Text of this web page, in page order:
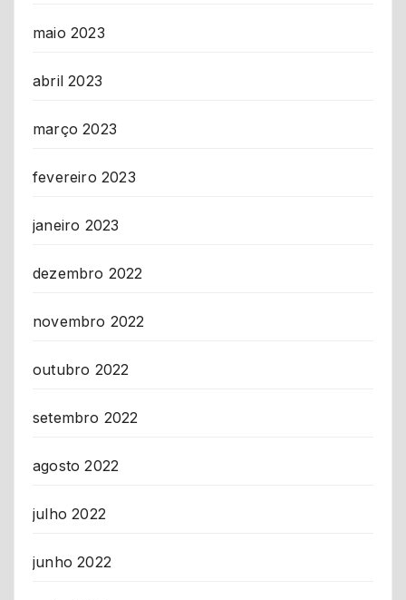
maio 2023
abril 2023
março 2023
fevereiro 2023
janeiro 2023
dezembro 2022
novembro 2022
outubro 2022
setembro 2022
agosto 2022
julho 2022
junho 2022